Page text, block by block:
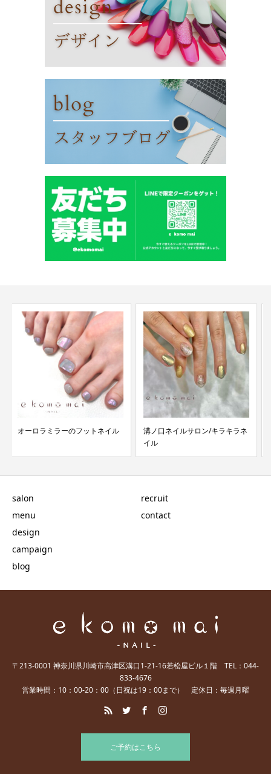
溝ノ口ネイルサロン/キラキラネ
溝ノ口ネイルサロン/桜デザイ
ン/桜ネイル
salon
menu
design
campaign
blog
recruit
contact
〒213-0001 神奈川県川崎市高津区溝口1-21-16若松屋ビル１階 TEL：044-
833-4676
営業時間：10：00-20：00（日祝は19：00まで） 定休日：毎週月曜
ご予約はこちら